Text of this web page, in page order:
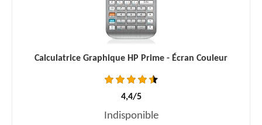
Calculatrice Graphique HP Prime - Écran Couleur
4,4/5
Indisponible